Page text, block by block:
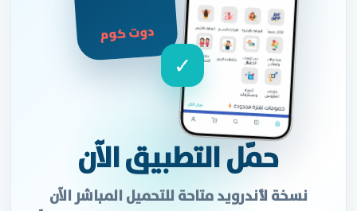
حمّل التطبيق الآن
نسخة لأندرويد متاحة للتحميل المباشر الآن
دوت كوم
✓